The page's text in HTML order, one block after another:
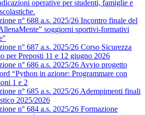
operative per studenti, famiglie e
n° 688 a.s. 2025/26 Incontro finale del
soggiorni sportivi‑formativi
n° 687 a.s. 2025/26 Corso Sicurezza
per Preposti 11 e 12 giugno 2026
n° 686 a.s. 2025/26 Avvio progetto
“Python in azione: Programmare con
1 e 2
n° 685 a.s. 2025/26 Adempimenti finali
2025/2026
n° 684 a.s. 2025/26 Formazione